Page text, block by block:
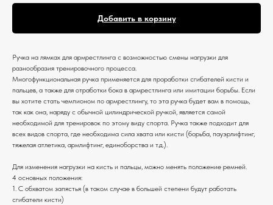
Добавить в корзину
Ручка на лямках для армрестлинга с возможностью смены нагрузки для
разнообразия тренировочного процесса.
Многофункциональная ручка применяется для проработки сгибателей кисти и
пальцев, а также для отработки бока в армрестлинга или имитации борьбы. Если
вы хотите стать чемпионом по армрестлингу, то эта ручка будет вам в помощь,
так как она, наряду с обычной цилиндрической ручкой, является самой
необходимой для тренировок по этому виду спорта. Ручка также подходит для
всех видов спорта, где необходима сила хвата или кисти (борьба, пауэрлифтинг,
тяжелая атлетика, армлифтинг, единоборства и т.д.).
Для изменения нагрузки на кисть и пальцы, можно менять положение ремней.
4 основных положения:
1. С обхватом запястья (в таком случае в большей степени будут работать
сгибатели кисти)